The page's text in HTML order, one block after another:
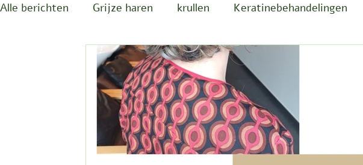
Alle berichten Grijze haren krullen Keratinebehandelingen
Natuurlijke producten BY CREOSA Tools en must haves
Schilfers, hoofdhuid Cadeaubon Hoofdhuid wassen
Plantenkleuring van Rodolphe & Co Online reserveren Luizen